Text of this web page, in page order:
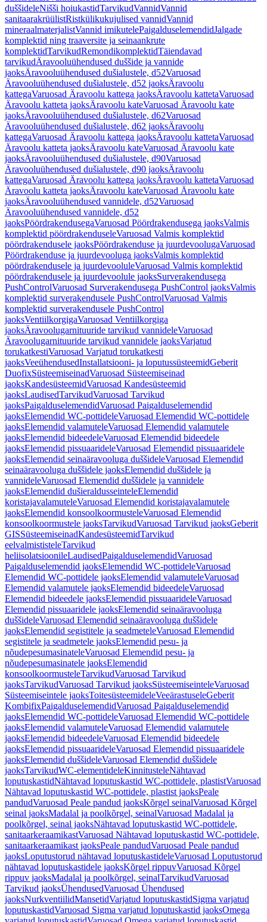
duššideleNišši hoiukastidTarvikudVannidVannid
sanitaarakrüülistRistkülikukujulised vannidVannid
mineraalmaterjalistVannid imikutelePaigalduselemendidJalgade
komplektid ning traaversite ja seinaankrute
komplektidTarvikudRemondikomplektidTäiendavad
tarvikudÄravooluühendused duššide ja vannide
jaoksÄravooluühendused dušialustele, d52Varuosad
Äravooluühendused dušialustele, d52 jaoksÄravoolu
kattegaVaruosad Äravoolu kattega jaoksÄravoolu kattetaVaruosad
Äravoolu katteta jaoksÄravoolu kateVaruosad Äravoolu kate
jaoksÄravooluühendused dušialustele, d62Varuosad
Äravooluühendused dušialustele, d62 jaoksÄravoolu
kattegaVaruosad Äravoolu kattega jaoksÄravoolu kattetaVaruosad
Äravoolu katteta jaoksÄravoolu kateVaruosad Äravoolu kate
jaoksÄravooluühendused dušialustele, d90Varuosad
Äravooluühendused dušialustele, d90 jaoksÄravoolu
kattegaVaruosad Äravoolu kattega jaoksÄravoolu kattetaVaruosad
Äravoolu katteta jaoksÄravoolu kateVaruosad Äravoolu kate
jaoksÄravooluühendused vannidele, d52Varuosad
Äravooluühendused vannidele, d52
jaoksPöördrakendusegaVaruosad Pöördrakendusega jaoksValmis
komplektid pöördrakenduseleVaruosad Valmis komplektid
pöördrakendusele jaoksPöördrakenduse ja juurdevoolugaVaruosad
Pöördrakenduse ja juurdevooluga jaoksValmis komplektid
pöördrakendusele ja juurdevooluleVaruosad Valmis komplektid
pöördrakendusele ja juurdevoolule jaoksSurverakendusega
PushControlVaruosad Surverakendusega PushControl jaoksValmis
komplektid surverakendusele PushControlVaruosad Valmis
komplektid surverakendusele PushControl
jaoksVentiilkorgigaVaruosad Ventiilkorgiga
jaoksÄravoolugarnituuride tarvikud vannideleVaruosad
Äravoolugarnituuride tarvikud vannidele jaoksVarjatud
torukatkestiVaruosad Varjatud torukatkesti
jaoksVeeühendusedInstallatsiooni- ja loputussüsteemidGeberit
DuofixSüsteemiseinadVaruosad Süsteemiseinad
jaoksKandesüsteemidVaruosad Kandesüsteemid
jaoksLaudisedTarvikudVaruosad Tarvikud
jaoksPaigalduselemendidVaruosad Paigalduselemendid
jaoksElemendid WC-pottideleVaruosad Elemendid WC-pottidele
jaoksElemendid valamuteleVaruosad Elemendid valamutele
jaoksElemendid bideedeleVaruosad Elemendid bideedele
jaoksElemendid pissuaarideleVaruosad Elemendid pissuaaridele
jaoksElemendid seinaäravooluga duššideleVaruosad Elemendid
seinaäravooluga duššidele jaoksElemendid duššidele ja
vannideleVaruosad Elemendid duššidele ja vannidele
jaoksElemendid dušieraldusseinteleElemendid
koristajavalamuteleVaruosad Elemendid koristajavalamutele
jaoksElemendid konsoolkoormusteleVaruosad Elemendid
konsoolkoormustele jaoksTarvikudVaruosad Tarvikud jaoksGeberit
GISSüsteemiseinadKandesüsteemidTarvikud
eelvalmististeleTarvikud
heliisolatsioonileLaudisedPaigalduselemendidVaruosad
Paigalduselemendid jaoksElemendid WC-pottideleVaruosad
Elemendid WC-pottidele jaoksElemendid valamuteleVaruosad
Elemendid valamutele jaoksElemendid bideedeleVaruosad
Elemendid bideedele jaoksElemendid pissuaarideleVaruosad
Elemendid pissuaaridele jaoksElemendid seinaäravooluga
duššideleVaruosad Elemendid seinaäravooluga duššidele
jaoksElemendid segistitele ja seadmeteleVaruosad Elemendid
segistitele ja seadmetele jaoksElemendid pesu- ja
nõudepesumasinateleVaruosad Elemendid pesu- ja
nõudepesumasinatele jaoksElemendid
konsoolkoormusteleTarvikudVaruosad Tarvikud
jaoksTarvikudVaruosad Tarvikud jaoksSüsteemiseinteleVaruosad
Süsteemiseintele jaoksToitesüsteemideleVeeärastuseleGeberit
KombifixPaigalduselemendidVaruosad Paigalduselemendid
jaoksElemendid WC-pottideleVaruosad Elemendid WC-pottidele
jaoksElemendid valamuteleVaruosad Elemendid valamutele
jaoksElemendid bideedeleVaruosad Elemendid bideedele
jaoksElemendid pissuaarideleVaruosad Elemendid pissuaaridele
jaoksElemendid duššideleVaruosad Elemendid duššidele
jaoksTarvikudWC-elementideleKinnitusteleNähtavad
loputuskastidNähtavad loputuskastid WC-pottidele, plastistVaruosad
Nähtavad loputuskastid WC-pottidele, plastist jaoksPeale
pandudVaruosad Peale pandud jaoksKõrgel seinalVaruosad Kõrgel
seinal jaoksMadalal ja poolkõrgel, seinalVaruosad Madalal ja
poolkõrgel, seinal jaoksNähtavad loputuskastid WC-pottidele,
sanitaarkeraamikastVaruosad Nähtavad loputuskastid WC-pottidele,
sanitaarkeraamikast jaoksPeale pandudVaruosad Peale pandud
jaoksLoputustorud nähtavad loputuskastideleVaruosad Loputustorud
nähtavad loputuskastidele jaoksKõrgel rippuvVaruosad Kõrgel
rippuv jaoksMadalal ja poolkõrgel, seinalTarvikudVaruosad
Tarvikud jaoksÜhendusedVaruosad Ühendused
jaoksNurkventiilidMansetidVarjatud loputuskastidSigma varjatud
loputuskastidVaruosad Sigma varjatud loputuskastid jaoksOmega